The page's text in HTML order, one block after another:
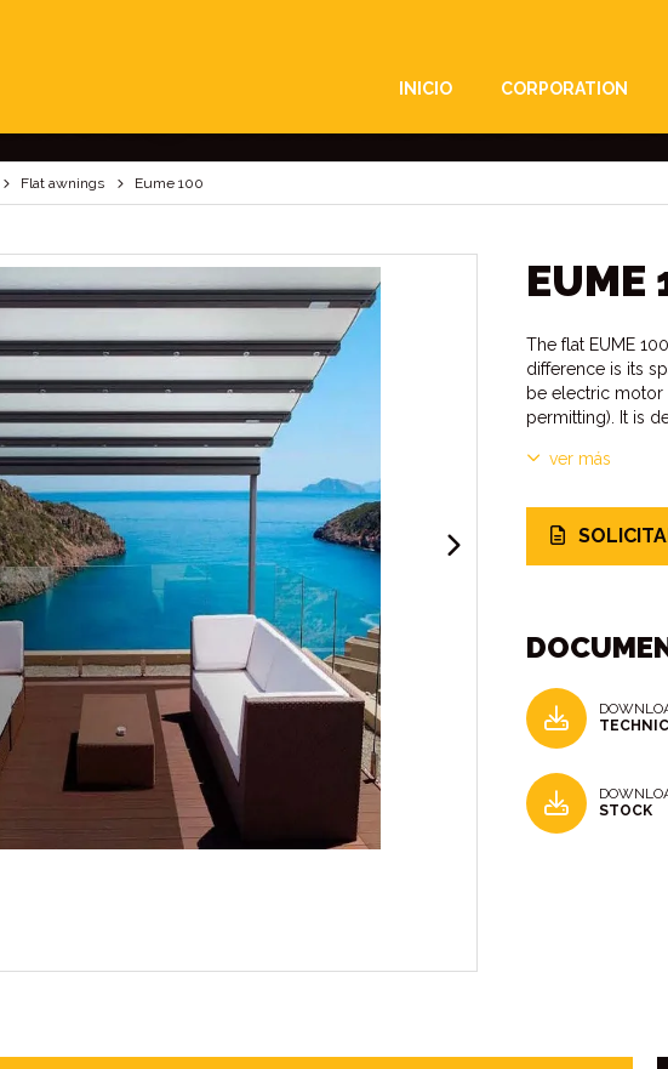
INICIO CORPORATION
a similar design to our EUME 2A model, however the main
Flat awnings Eume 100
EUME
The flat EUME
difference is its
be electric motor
permitting). It is
ver más
STOCK